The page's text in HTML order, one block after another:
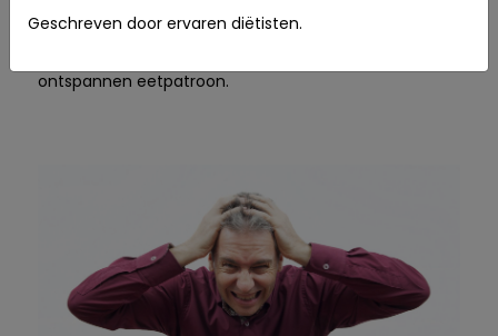
zowel stress als voeding aandacht te geven, kun
ontspannen eetpatroon.
Geschreven door ervaren diëtisten.